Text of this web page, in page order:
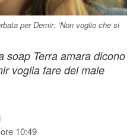
per Demir: ‘Non voglio che si
soap Terra amara dicono
voglia fare del male
10:49